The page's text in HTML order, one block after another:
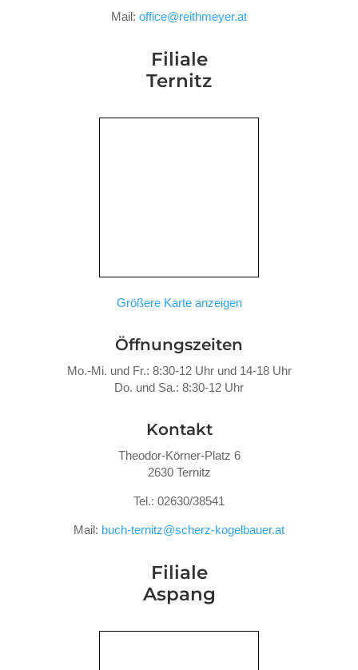
Mail: office@reithmeyer.at
Filiale
Ternitz
Größere Karte anzeigen
Öffnungszeiten
Mo.-Mi. und Fr.: 8:30-12 Uhr und 14-18 Uhr
Do. und Sa.: 8:30-12 Uhr
Kontakt
Theodor-Körner-Platz 6
2630 Ternitz
Tel.: 02630/38541
Mail: buch-ternitz@scherz-kogelbauer.at
Filiale
Aspang